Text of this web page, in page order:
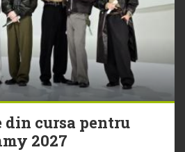
din cursa pentru
2027